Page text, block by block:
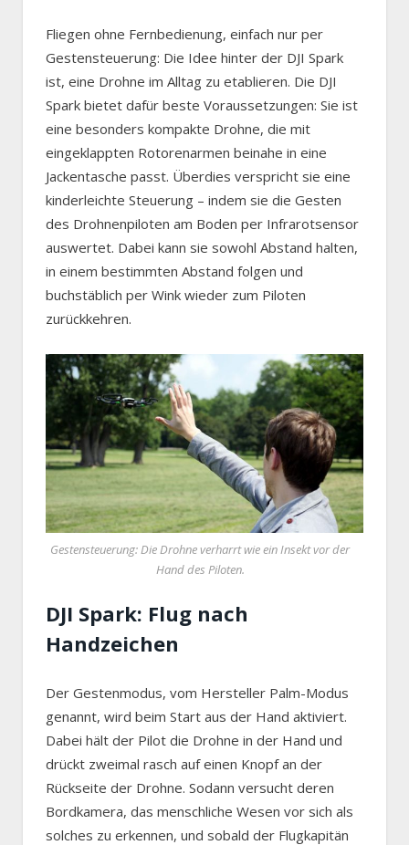
Fliegen ohne Fernbedienung, einfach nur per
Gestensteuerung: Die Idee hinter der DJI Spark
ist, eine Drohne im Alltag zu etablieren. Die DJI
Spark bietet dafür beste Voraussetzungen: Sie ist
eine besonders kompakte Drohne, die mit
eingeklappten Rotorenarmen beinahe in eine
Jackentasche passt. Überdies verspricht sie eine
kinderleichte Steuerung – indem sie die Gesten
des Drohnenpiloten am Boden per Infrarotsensor
auswertet. Dabei kann sie sowohl Abstand halten,
in einem bestimmten Abstand folgen und
buchstäblich per Wink wieder zum Piloten
zurückkehren.
Gestensteuerung: Die Drohne verharrt wie ein Insekt vor der
Hand des Piloten.
DJI Spark: Flug nach
Handzeichen
Der Gestenmodus, vom Hersteller Palm-Modus
genannt, wird beim Start aus der Hand aktiviert.
Dabei hält der Pilot die Drohne in der Hand und
drückt zweimal rasch auf einen Knopf an der
Rückseite der Drohne. Sodann versucht deren
Bordkamera, das menschliche Wesen vor sich als
solches zu erkennen, und sobald der Flugkapitän